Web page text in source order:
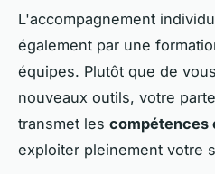
L'accompagnement
également par une
équipes. Plutôt que de
nouveaux outils, votre
transmet les compétences
exploiter pleinement votre